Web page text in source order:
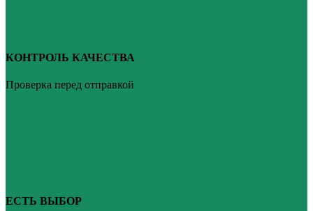
КОНТРОЛЬ КАЧЕСТВА
Проверка перед отправкой
ЕСТЬ ВЫБОР